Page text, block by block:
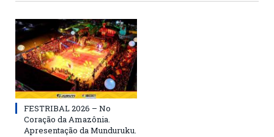
FESTRIBAL 2026 – No
Coração da Amazônia.
Apresentação da Munduruku.